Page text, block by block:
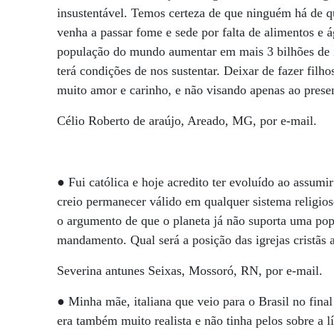
insustentável. Temos certeza de que ninguém há de
venha a passar fome e sede por falta de alimentos e
população do mundo aumentar em mais 3 bilhões
terá condições de nos sustentar. Deixar de fazer
muito amor e carinho, e não visando apenas ao
Célio Roberto de araújo, Areado, MG, por e-mail.
● Fui católica e hoje acredito ter evoluído ao
creio permanecer válido em qualquer sistema
o argumento de que o planeta já não suporta uma
mandamento. Qual será a posição das igrejas cristãs
Severina antunes Seixas, Mossoró, RN, por e-mail.
● Minha mãe, italiana que veio para o Brasil no
era também muito realista e não tinha pelos sobre a